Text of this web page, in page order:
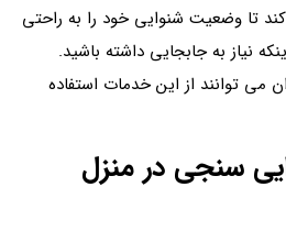
تا وضعیت شنوایی خود را به راحتی
نیاز به جابجایی داشته باشید.
می توانند از این خدمات استفاده
سنجی در منزل